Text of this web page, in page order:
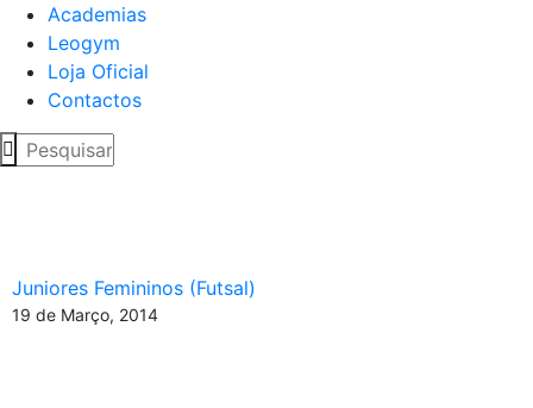
Academias
Leogym
Loja Oficial
Contactos
Juniores Femininos (Futsal)
19 de Março, 2014